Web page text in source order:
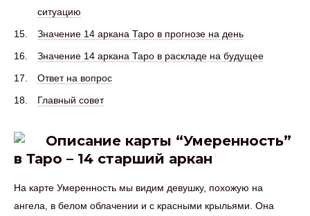
ситуацию
Значение 14 аркана Таро в прогнозе на день
Значение 14 аркана Таро в раскладе на будущее
Ответ на вопрос
Главный совет
Описание карты “Умеренность”
в Таро – 14 старший аркан
На карте Умеренность мы видим девушку, похожую на
ангела, в белом облачении и с красными крыльями. Она